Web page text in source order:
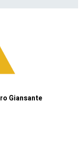
Giansante